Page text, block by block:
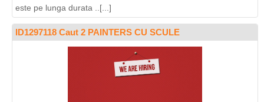
este pe lunga durata ..[...]
ID1297118 Caut 2 PAINTERS CU SCULE